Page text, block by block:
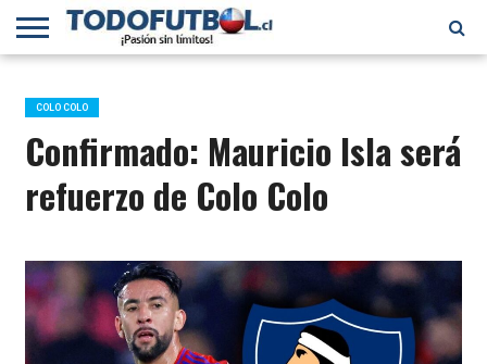
PRIMERA
B
SELECCIÓN
CHILENA
CHILENOS
EN EL
MUNDO
FÚTBOL
INTERNACIONAL
COLO COLO
Confirmado: Mauricio Isla será
refuerzo de Colo Colo